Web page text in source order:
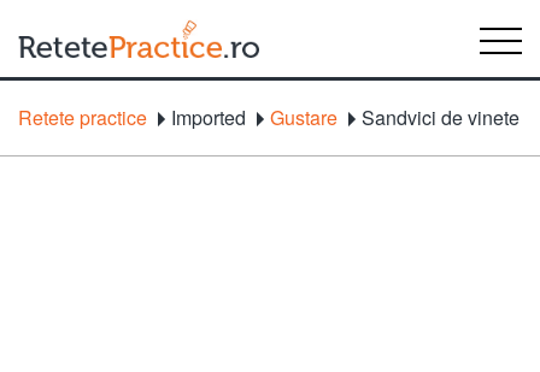
Retete practice Imported Gustare Sandvici de vinete